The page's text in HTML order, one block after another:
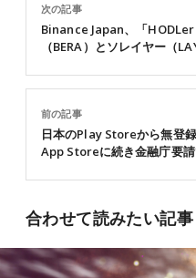
前の記事
日本のPlay Storeから無登
App Storeに続き金融庁要
次の記事
Binance Japan、「
（BERA）とソレイヤー（
合わせて読みたい記事